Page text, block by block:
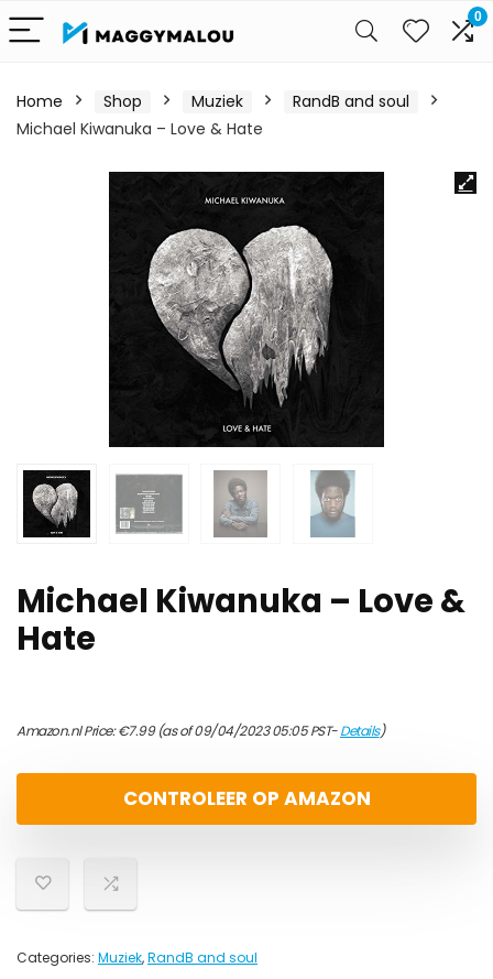
0
Home Shop Muziek
RandB and soul
Michael Kiwanuka – Love & Hate
Michael Kiwanuka – Love &
Hate
Amazon.nl Price:€7.99(as of 09/04/2023 05:05 PST-Details)
CONTROLEER OP AMAZON
Categories: Muziek,RandB and soul